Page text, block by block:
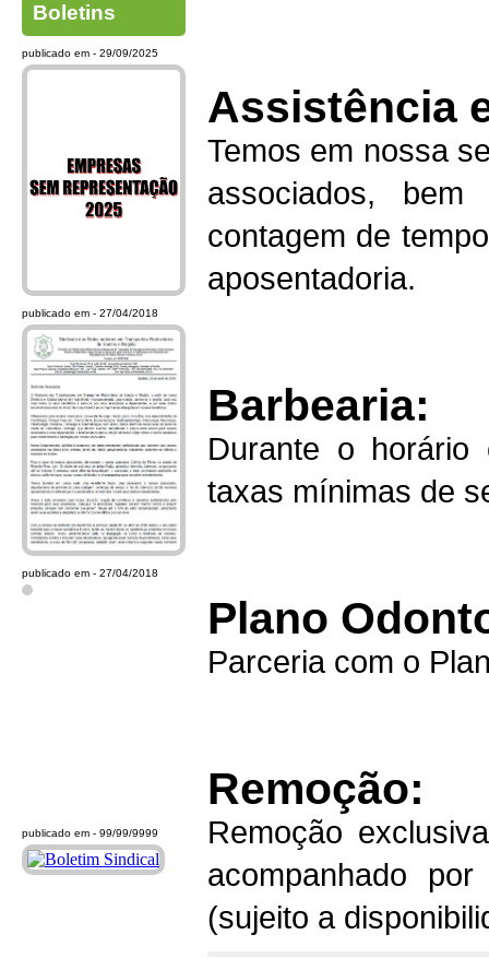
Boletins
publicado em - 29/09/2025
publicado em - 27/04/2018
publicado em - 27/04/2018
publicado em - 99/99/9999
Assistência
Temos em nossa
associados,
contagem de
aposentadoria.
Barbearia:
Durante o horário
taxas mínimas de
Plano
Parceria com o
Remoção:
Remoção
acompanhado
(sujeito a